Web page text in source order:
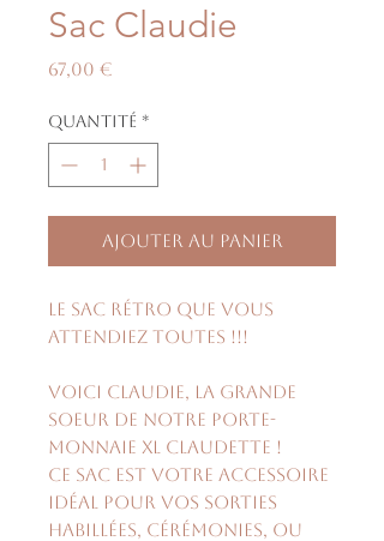
Sac Claudie
67,00 €
Quantité *
Ajouter au panier
Le sac rétro que vous
attendiez toutes !!!
Voici Claudie, la grande
soeur de notre porte-
monnaie XL Claudette !
Ce sac est votre accessoire
idéal pour vos sorties
habillées, cérémonies, ou